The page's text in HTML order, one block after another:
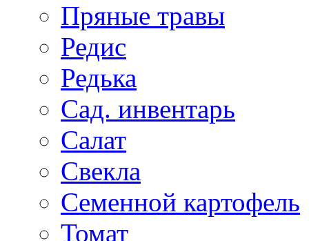
Пряные травы
Редис
Редька
Сад. инвентарь
Салат
Свекла
Семенной картофель
Томат